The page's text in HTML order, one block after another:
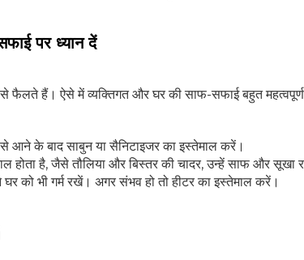
पर ध्यान दें
से फैलते हैं। ऐसे में व्यक्तिगत और घर की साफ-सफाई बहुत
से आने के बाद साबुन या सैनिटाइजर का इस्तेमाल करें।
होता है, जैसे तौलिया और बिस्तर की चादर, उन्हें साफ और सूखा
को भी गर्म रखें। अगर संभव हो तो हीटर का इस्तेमाल करें।